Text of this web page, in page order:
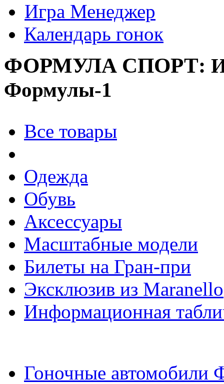
Игра Менеджер
Календарь гонок
ФОРМУЛА СПОРТ:
Формулы-1
Все товары
Одежда
Обувь
Аксессуары
Масштабные модели
Билеты на Гран-при
Эксклюзив из Maranello
Информационная
Гоночные автомобили